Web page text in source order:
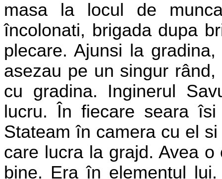
masa la locul de
încolonati, brigada dupa
plecare. Ajunsi la
asezau pe un singur
cu gradina. Inginerul
lucru. În fiecare seara
Stateam în camera cu el
care lucra la grajd. Avea
bine. Era în elementul